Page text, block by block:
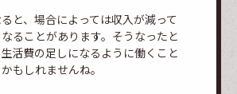
と、場合によっては収入が減って
ることがあります。そうなったと
活費の足しになるように働くこと
もしれませんね。